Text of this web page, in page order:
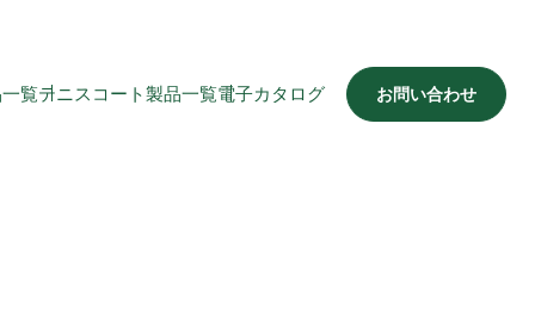
覧テニスコート製品一覧電子カタログ お問い合わせ